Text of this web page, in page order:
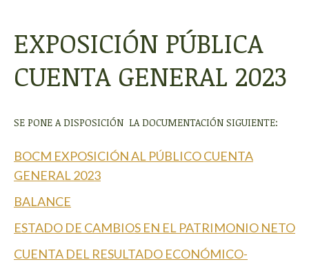
EXPOSICIÓN PÚBLICA
CUENTA GENERAL 2023
SE PONE A DISPOSICIÓN LA DOCUMENTACIÓN SIGUIENTE:
BOCM EXPOSICIÓN AL PÚBLICO CUENTA
GENERAL 2023
BALANCE
ESTADO DE CAMBIOS EN EL PATRIMONIO NETO
CUENTA DEL RESULTADO ECONÓMICO-